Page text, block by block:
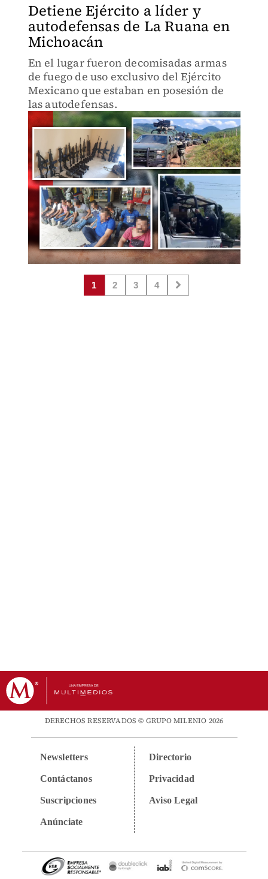
Detiene Ejército a líder y
autodefensas de La Ruana en
Michoacán
En el lugar fueron decomisadas armas
de fuego de uso exclusivo del Ejército
Mexicano que estaban en posesión de
las autodefensas.
1 2 3 4
DERECHOS RESERVADOS © GRUPO MILENIO 2026
Newsletters
Contáctanos
Suscripciones
Anúnciate
Directorio
Privacidad
Aviso Legal